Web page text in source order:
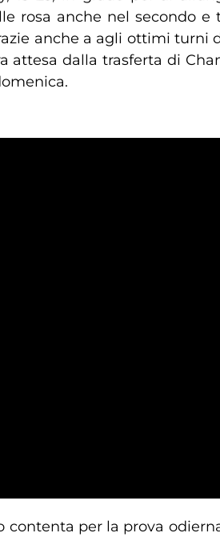
rosa anche nel secondo
anche a agli ottimi
attesa dalla trasferta di
contenta per la prova